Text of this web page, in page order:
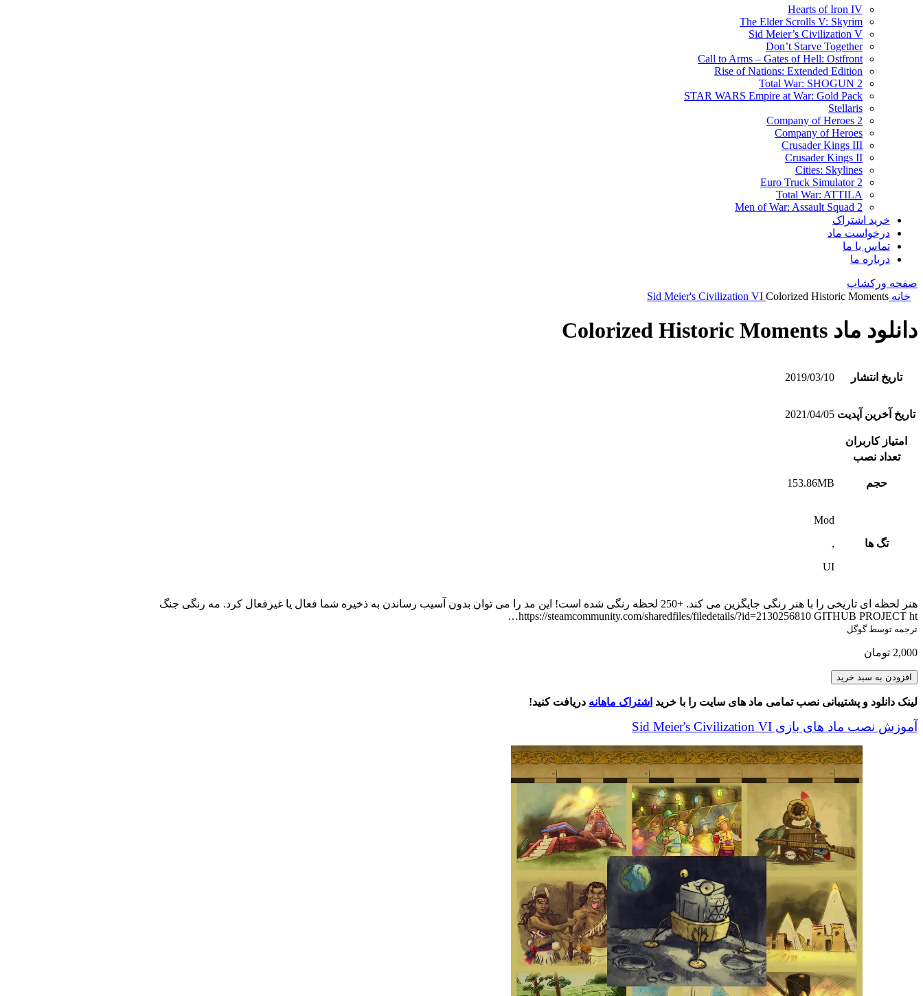
Hearts of Iron IV
The Elder Scrolls V: Skyrim
Sid Meier’s Civilization V
Don’t Starve Together
Call to Arms – Gates of Hell: Ostfront
Rise of Nations: Extended Edition
Total War: SHOGUN 2
STAR WARS Empire at War: Gold Pack
Stellaris
Company of Heroes 2
Company of Heroes
Crusader Kings III
Crusader Kings II
Cities: Skylines
Euro Truck Simulator 2
Total War: ATTILA
Men of War: Assault Squad 2
خرید اشتراک
درخواست ماد
تماس با ما
درباره ما
صفحه ورکشاپ
خانه
Sid Meier's Civilization VI Colorized Historic Moments
دانلود ماد Colorized Historic Moments
تاریخ انتشار 2019/03/10
تاریخ آخرین آپدیت 2021/04/05
امتیاز کاربران
تعداد نصب
حجم 153.86MB
تگ ها
Mod
,
UI
هنر لحظه ای تاریخی را با هنر رنگی جایگزین می کند. +250 لحظه رنگی شده است! این مد را می توان بدون آسیب رساندن به ذخیره شما فعال یا غیرفعال کرد. مه رنگی جنگ
https://steamcommunity.com/sharedfiles/filedetails/?id=2130256810 GITHUB PROJECT ht…
ترجمه توسط گوگل
2,000 تومان
Colorized
Historic
Moments
افزودن به سبد خرید
لینک دانلود و پشتیبانی نصب تمامی ماد های سایت را با خرید اشتراک ماهانه دریافت کنید!
آموزش نصب ماد های بازی Sid Meier's Civilization VI